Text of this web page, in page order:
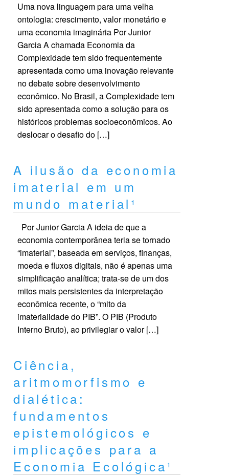
Uma nova linguagem para uma velha
ontologia: crescimento, valor monetário e
uma economia imaginária Por Junior
Garcia A chamada Economia da
Complexidade tem sido frequentemente
apresentada como uma inovação relevante
no debate sobre desenvolvimento
econômico. No Brasil, a Complexidade tem
sido apresentada como a solução para os
históricos problemas socioeconômicos. Ao
deslocar o desafio do […]
A ilusão da economia
imaterial em um
mundo material¹
Por Junior Garcia A ideia de que a
economia contemporânea teria se tornado
“imaterial”, baseada em serviços, finanças,
moeda e fluxos digitais, não é apenas uma
simplificação analítica; trata-se de um dos
mitos mais persistentes da interpretação
econômica recente, o “mito da
imaterialidade do PIB”. O PIB (Produto
Interno Bruto), ao privilegiar o valor […]
Ciência,
aritmomorfismo e
dialética:
fundamentos
epistemológicos e
implicações para a
Economia Ecológica¹